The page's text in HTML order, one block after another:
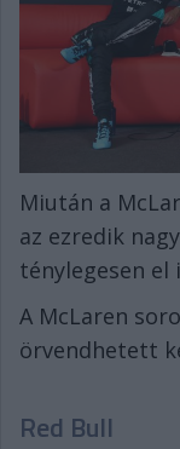
Miután a
az ezredik
ténylegesen el
A McLaren
örvendhetett
Red Bull